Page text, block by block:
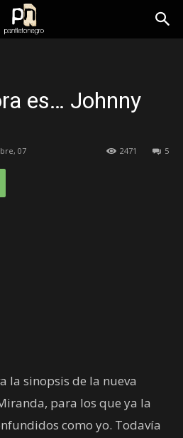
es… Johnny
07 5
2471
la sinopsis de la nueva
para los que ya la
como yo. Todavía